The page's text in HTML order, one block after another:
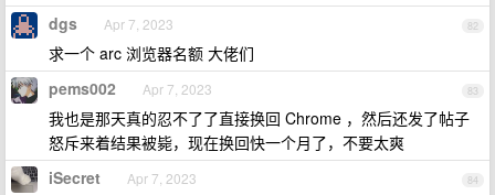
82
dgs Apr 7, 2023
求一个 arc 浏览器名额 大佬们
83
pems002 Apr 7, 2023
我也是那天真的忍不了了直接换回 Chrome ，然后还发了帖子
怒斥来着结果被毙，现在换回快一个月了，不要太爽
84
iSecret Apr 7, 2023